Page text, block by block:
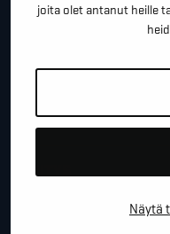
joita olet antanut heille
Näytä
PUHELINNUMERO *
YRITYS